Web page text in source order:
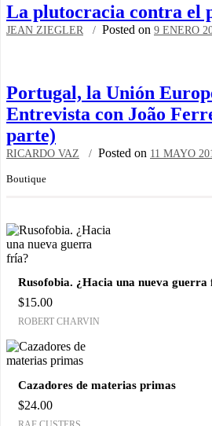
La plutocracia contra el
JEAN ZIEGLER Posted on 9 ENERO
Portugal, la Unión
Entrevista con João
parte)
RICARDO VAZ Posted on 11 MAYO
Boutique
Rusofobia. ¿Hacia una nueva guerra
$15.00
ROBERT CHARVIN
Cazadores de materias primas
$24.00